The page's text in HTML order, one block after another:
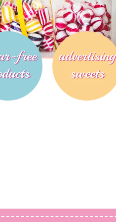
free
advertising
sweets